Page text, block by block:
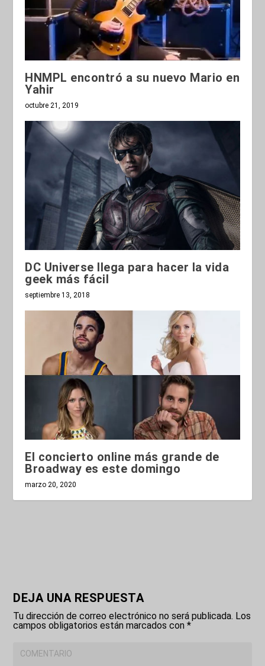
HNMPL encontró a su nuevo Mario en
Yahir
octubre 21, 2019
DC Universe llega para hacer la vida
geek más fácil
septiembre 13, 2018
El concierto online más grande de
Broadway es este domingo
marzo 20, 2020
DEJA UNA RESPUESTA
Tu dirección de correo electrónico no será publicada. Los
campos obligatorios están marcados con*